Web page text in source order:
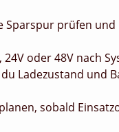
Sparspur prüfen
24V oder 48V nach
Ladezustand und
sobald